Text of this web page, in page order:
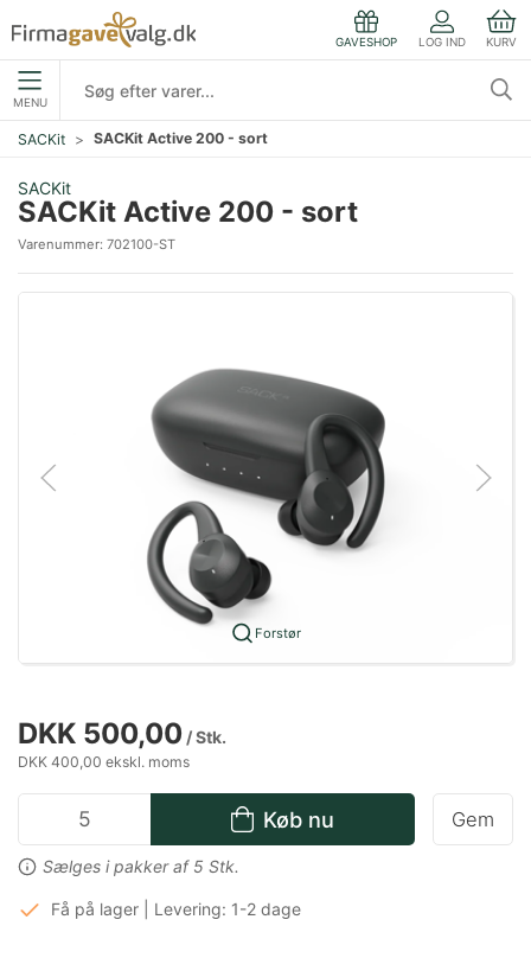
GAVESHOP LOG IND KURV
MENU
SACKit SACKit Active 200 - sort
SACKit
SACKit Active 200 - sort
Varenummer: 702100-ST
Forstør
DKK 500,00 / Stk.
DKK 400,00 ekskl. moms
Køb nu
Sælges i pakker af 5 Stk.
Gem
Få på lager | Levering: 1-2 dage